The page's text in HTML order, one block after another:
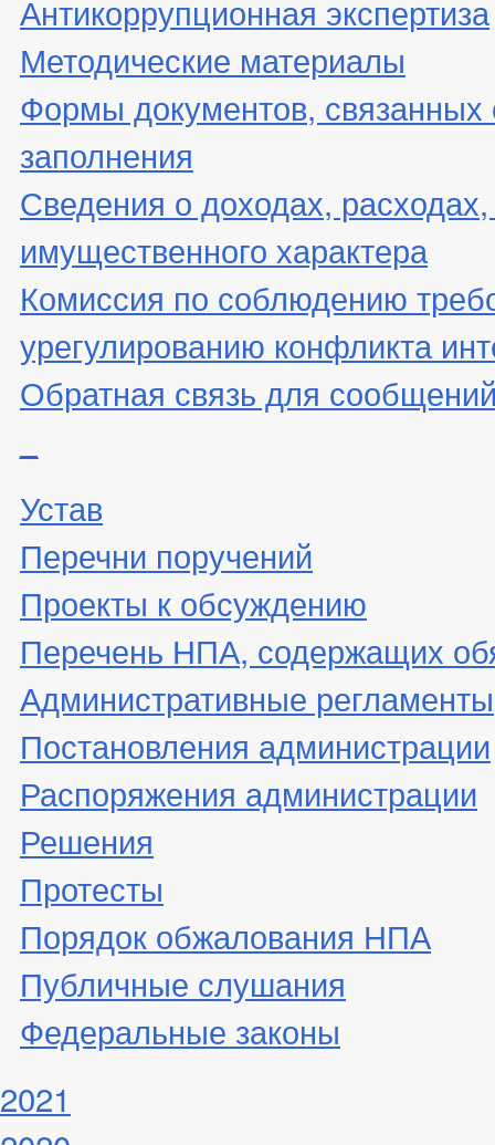
Антикоррупционная экспертиза
Методические материалы
Формы документов, связанных
заполнения
Сведения о доходах,
имущественного характера
Комиссия по соблюдению
урегулированию конфликта
Обратная связь для
Устав
Перечни поручений
Проекты к обсуждению
Перечень НПА, содержащих
Административные регламенты
Постановления администрации
Распоряжения администрации
Решения
Протесты
Порядок обжалования НПА
Публичные слушания
Федеральные законы
2021